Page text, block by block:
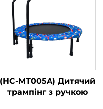
(HC-MT005A) Дитячий
трампінг з ручкою